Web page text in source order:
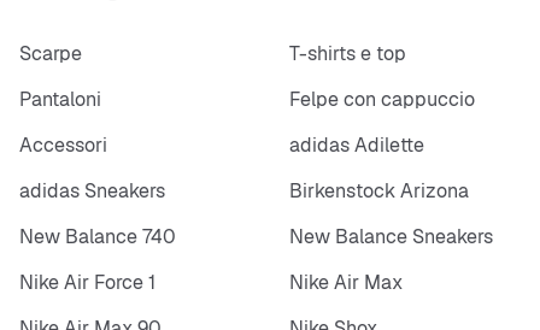
Scarpe
T-shirts e top
Pantaloni
Felpe con cappuccio
Accessori
adidas Adilette
adidas Sneakers
Birkenstock Arizona
New Balance 740
New Balance Sneakers
Nike Air Force 1
Nike Air Max